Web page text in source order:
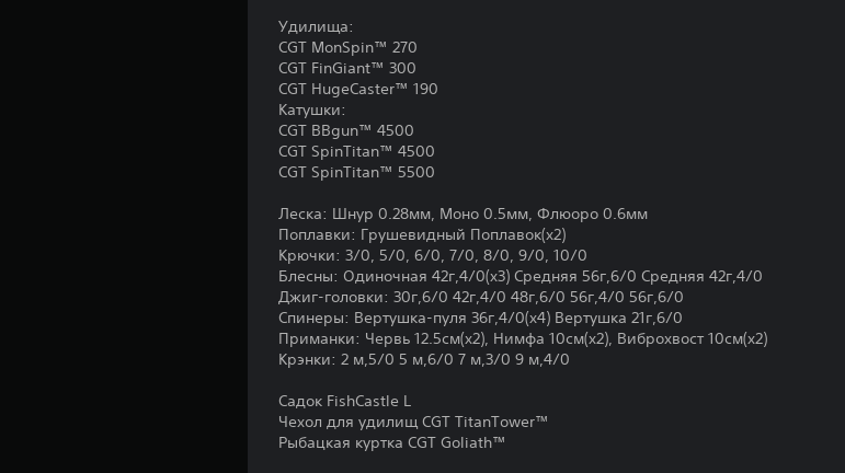
Удилища:
CGT MonSpin™ 270
CGT FinGiant™ 300
CGT HugeCaster™ 190
Катушки:
CGT BBgun™ 4500
CGT SpinTitan™ 4500
CGT SpinTitan™ 5500
Леска: Шнур 0.28мм, Моно 0.5мм, Флюоро 0.6мм
Поплавки: Грушевидный Поплавок(x2)
Крючки: 3/0, 5/0, 6/0, 7/0, 8/0, 9/0, 10/0
Блесны: Одиночная 42г,4/0(x3) Средняя 56г,6/0 Средняя 42г,4/0
Джиг-головки: 30г,6/0 42г,4/0 48г,6/0 56г,4/0 56г,6/0
Спинеры: Вертушка-пуля 36г,4/0(x4) Вертушка 21г,6/0
Приманки: Червь 12.5см(x2), Нимфа 10см(x2), Виброхвост 10см(x2)
Крэнки: 2 м,5/0 5 м,6/0 7 м,3/0 9 м,4/0
Садок FishCastle L
Чехол для удилищ CGT TitanTower™
Рыбацкая куртка CGT Goliath™